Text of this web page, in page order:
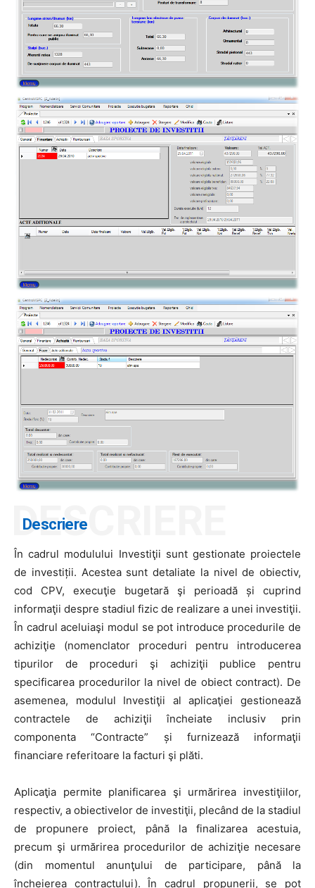
Descriere
DESCRIERE
În cadrul modulului Investiţii sunt gestionate proiectele
de investiții. Acestea sunt detaliate la nivel de obiectiv,
cod CPV, execuţie bugetară şi perioadă și cuprind
informaţii despre stadiul fizic de realizare a unei investiţii.
În cadrul aceluiaşi modul se pot introduce procedurile de
achiziţie (nomenclator proceduri pentru introducerea
tipurilor de proceduri şi achiziţii publice pentru
specificarea procedurilor la nivel de obiect contract). De
asemenea, modulul Investiţii al aplicaţiei gestionează
contractele de achiziţii încheiate inclusiv prin
componenta “Contracte” și furnizează informaţii
financiare referitoare la facturi şi plăti.
Aplicaţia permite planificarea şi urmărirea investiţiilor,
respectiv, a obiectivelor de investiţii, plecând de la stadiul
de propunere proiect, până la finalizarea acestuia,
precum şi urmărirea procedurilor de achiziţie necesare
(din momentul anunţului de participare, până la
încheierea contractului). În cadrul propunerii, se pot